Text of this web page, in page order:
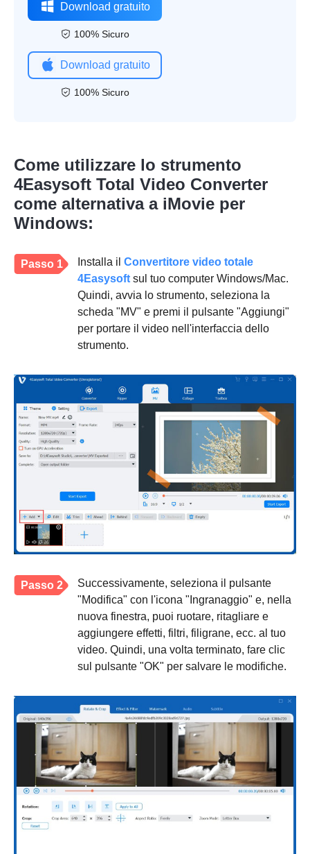
Download gratuito
100% Sicuro
Download gratuito
100% Sicuro
Come utilizzare lo strumento
4Easysoft Total Video Converter
come alternativa a iMovie per
Windows:
Passo 1 Installa il Convertitore video totale
4Easysoft sul tuo computer Windows/Mac.
Quindi, avvia lo strumento, seleziona la
scheda "MV" e premi il pulsante "Aggiungi"
per portare il video nell'interfaccia dello
strumento.
Passo 2
Successivamente, seleziona il pulsante
"Modifica" con l'icona "Ingranaggio" e, nella
nuova finestra, puoi ruotare, ritagliare e
aggiungere effetti, filtri, filigrane, ecc. al tuo
video. Quindi, una volta terminato, fare clic
sul pulsante "OK" per salvare le modifiche.